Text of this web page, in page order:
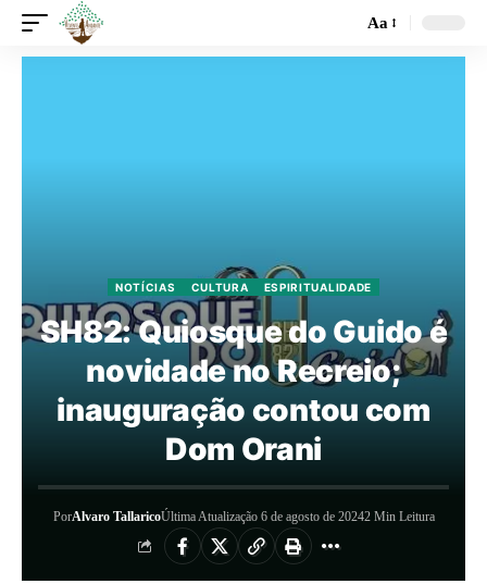
Aa
NOTÍCIAS CULTURA ESPIRITUALIDADE
SH82: Quiosque do Guido é
novidade no Recreio;
inauguração contou com
Dom Orani
PorAlvaro TallaricoÚltima Atualização 6 de agosto de 20242 Min Leitura